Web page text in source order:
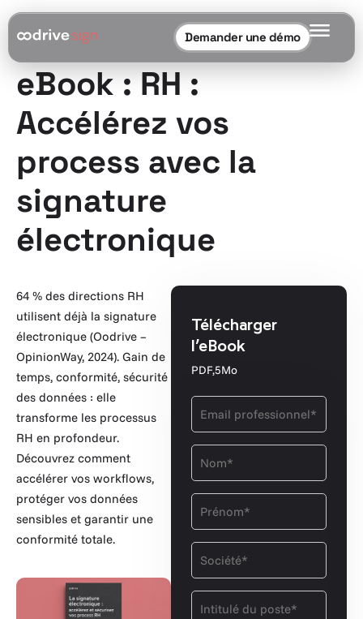
Demander une démo
eBook : RH :
Accélérez vos
process avec la
signature
électronique
64 % des directions RH
utilisent déjà la signature
électronique (Oodrive –
OpinionWay, 2024). Gain de
temps, conformité, sécurité
des données : elle
transforme les processus
RH en profondeur.
Découvrez comment
accélérer vos workflows,
protéger vos données
sensibles et garantir une
conformité totale.
Télécharger
l’eBook
PDF,5Mo